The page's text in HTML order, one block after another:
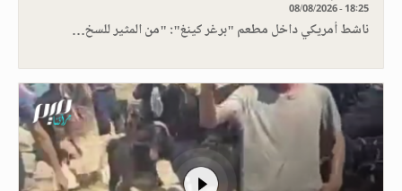
08/08/2026 - 18:25
ناشط أمريكي داخل مطعم "برغر كينغ": "من المثير للسخ…